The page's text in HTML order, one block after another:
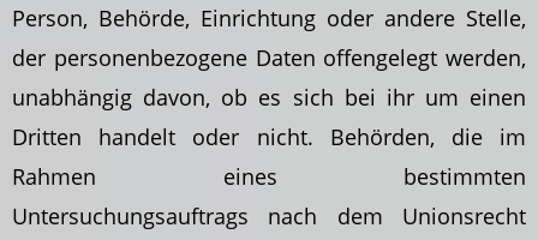
Person, Behörde, Einrichtung oder andere Stelle,
der personenbezogene Daten offengelegt werden,
unabhängig davon, ob es sich bei ihr um einen
Dritten handelt oder nicht. Behörden, die im
Rahmen eines bestimmten
Untersuchungsauftrags nach dem Unionsrecht